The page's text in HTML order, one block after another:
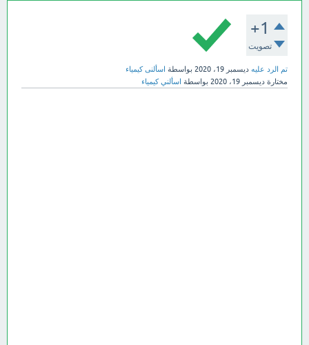
+1
تصويت
تم الرد عليه ديسمبر 19، 2020 بواسطة اسألنى كيمياء
مختارة ديسمبر 19، 2020 بواسطة اسألني كيمياء